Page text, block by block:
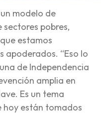
modelo de
sectores pobres,
estamos
apoderados. “Eso lo
de Independencia
amplia en
Es un tema
hoy están tomados